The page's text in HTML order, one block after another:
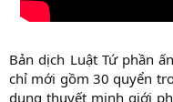
Bản dịch Luật Tứ phần
chỉ mới gồm 30 quyển
dung thuyết minh giới